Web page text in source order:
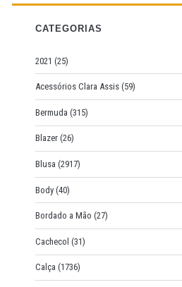
h
f
r
:
CATEGORIAS
2021 (25)
Acessórios Clara Assis (59)
Bermuda (315)
Blazer (26)
Blusa (2917)
Body (40)
Bordado a Mão (27)
Cachecol (31)
Calça (1736)